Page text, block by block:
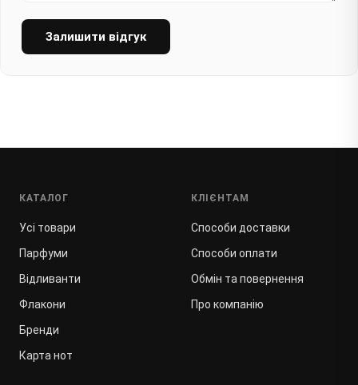
Залишити відгук
КАТАЛОГ
Усі товари
Парфуми
Відливанти
Флакони
Бренди
Карта нот
КЛІЄНТАМ
Способи доставки
Способи оплати
Обмін та повернення
Про компанію